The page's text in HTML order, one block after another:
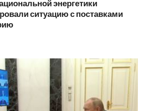
энергетики
ситуацию с поставками